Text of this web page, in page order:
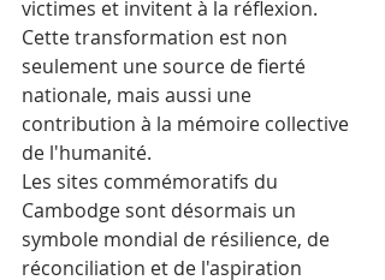
victimes et invitent à la réflexion.
Cette transformation est non
seulement une source de fierté
nationale, mais aussi une
contribution à la mémoire collective
de l'humanité.
Les sites commémoratifs du
Cambodge sont désormais un
symbole mondial de résilience, de
réconciliation et de l'aspiration